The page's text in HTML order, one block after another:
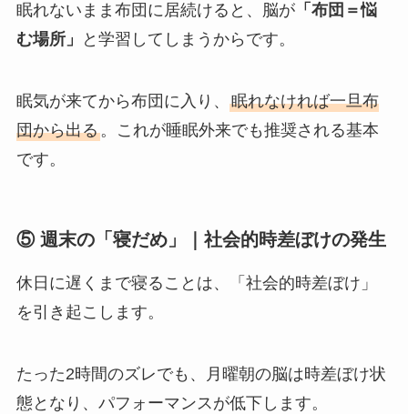
眠れないまま布団に居続けると、脳が「布団＝悩
む場所」
と学習してしまうからです。
眠気が来てから布団に入り、 眠れなければ一旦布
団から出る。これが睡眠外来でも推奨される基本
です。
⑤ 週末の「寝だめ」｜社会的時差ぼけの発生
休日に遅くまで寝ることは、「社会的時差ぼけ」
を引き起こします。
たった2時間のズレでも、月曜朝の脳は時差ぼけ状
態となり、パフォーマンスが低下します。